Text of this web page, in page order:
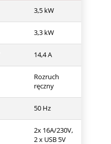
3,5 kW
3,3 kW
14,4 A
Rozruch
ręczny
50 Hz
2x 16A/230V,
2 x USB 5V